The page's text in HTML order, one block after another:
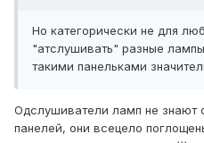
Но категорически не для
"атслушивать" разные
такими панельками
Одслушиватели ламп не знают
панелей, они всецело